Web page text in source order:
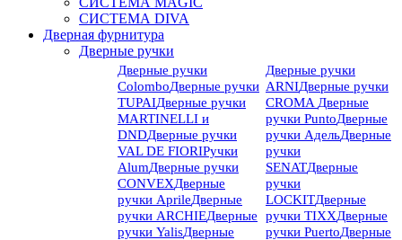
СИСТЕМА DIVA
Дверная фурнитура
Дверные ручки
Дверные ручки
ColomboДверные ручки
TUPAIДверные ручки
MARTINELLI и
DNDДверные ручки
VAL DE FIORIРучки
AlumДверные ручки
CONVEXДверные
ручки AprileДверные
ручки ARCHIEДверные
ручки YalisДверные
Дверные ручки
ARNIДверные ручки
CROMA Дверные
ручки PuntoДверные
ручки АдельДверные
ручки
SENATДверные
ручки
LOCKITДверные
ручки TIXXДверные
ручки PuertoДверные